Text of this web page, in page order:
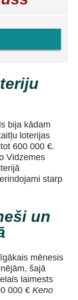
bija kādam
loterijas
600 000 €.
Vidzemes
starp
un
mēnesis
šajā
laimests
000 € Keno